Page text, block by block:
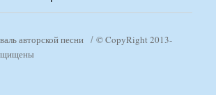
авторской песни
© CopyRight 2013-